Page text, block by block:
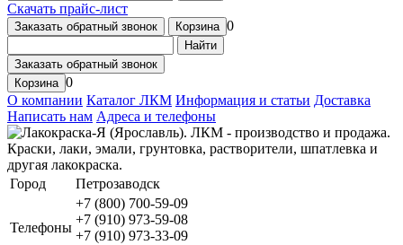
Скачать прайс-лист
Заказать обратный звонок Корзина 0
Найти
Заказать обратный звонок
Корзина 0
О компании Каталог ЛКМ Информация и статьи Доставка
Написать нам Адреса и телефоны
Город Петрозаводск
Телефоны
+7 (800) 700-59-09
+7 (910) 973-59-08
+7 (910) 973-33-09